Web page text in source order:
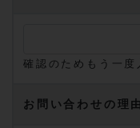
確認のためもう一度
お問い合わせの理由